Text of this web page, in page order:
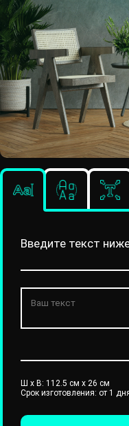
Введите текст
Ш x В: 112.5 см x 26 см
Срок изготовления: от 1